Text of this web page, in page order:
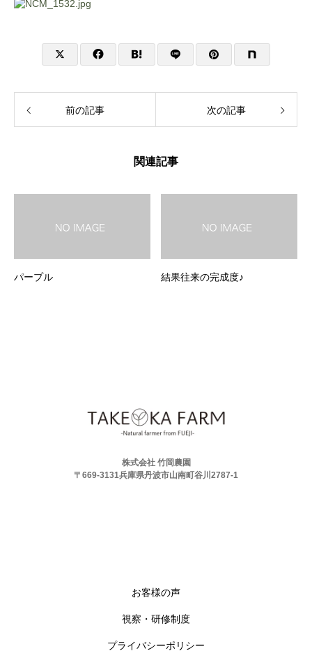
前の記事 次の記事
関連記事
パープル 結果往来の完成度♪
株式会社 竹岡農園
〒669-3131兵庫県丹波市山南町谷川2787-1
お客様の声
視察・研修制度
プライバシーポリシー